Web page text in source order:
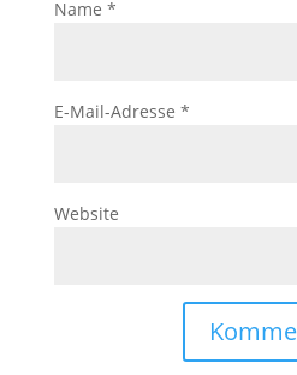
Name *
E-Mail-Adresse *
Website